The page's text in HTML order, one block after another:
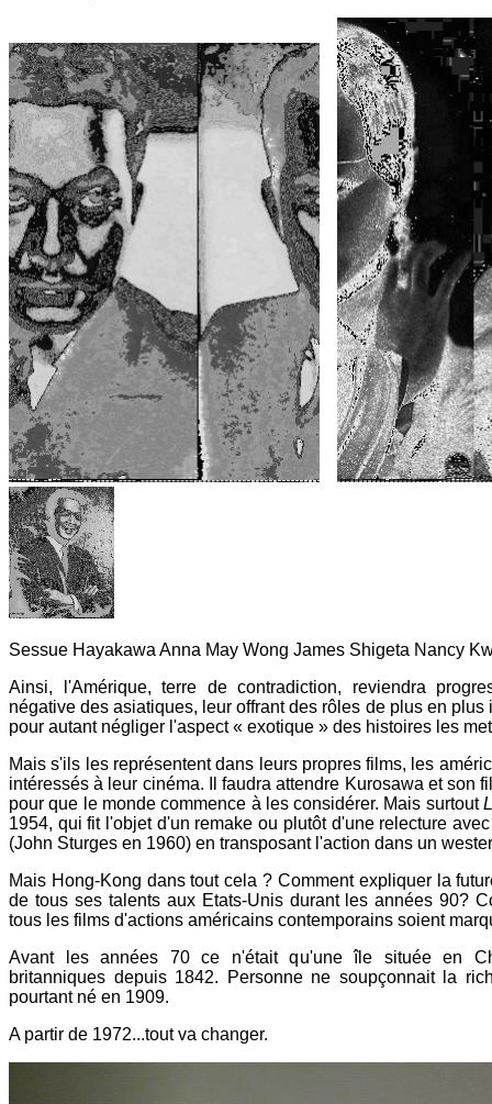
Sessue Hayakawa Anna May Wong James Shigeta Nancy
Ainsi, l'Amérique, terre de contradiction, reviendra
négative des asiatiques, leur offrant des rôles de plus en plus
pour autant négliger l'aspect « exotique » des histoires les
Mais s'ils les représentent dans leurs propres films, les
intéressés à leur cinéma. Il faudra attendre Kurosawa et son
pour que le monde commence à les considérer. Mais surtout
1954, qui fit l'objet d'un remake ou plutôt d'une relecture
(John Sturges en 1960) en transposant l'action dans un
Mais Hong-Kong dans tout cela ? Comment expliquer la
de tous ses talents aux Etats-Unis durant les années 90?
tous les films d'actions américains contemporains soient
Avant les années 70 ce n'était qu'une île située en
britanniques depuis 1842. Personne ne soupçonnait la
pourtant né en 1909.
A partir de 1972...tout va changer.